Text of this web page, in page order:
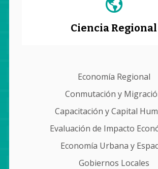
Ciencia Regional
Economía Regional
Conmutación y
Capacitación y Capital
Evaluación de Impacto
Economía Urbana y
Gobiernos Locales